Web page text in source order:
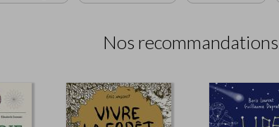
Nos recommandations